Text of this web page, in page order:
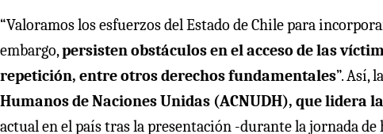
“Valoramos los esfuerzos del Estado de Chile para
embargo,persisten obstáculos en el acceso de las
repetición, entre otros derechos fundamentales”. Así, la
Humanos de Naciones Unidas (ACNUDH), que lidera
actual en el país tras la presentación -durante la jornada de